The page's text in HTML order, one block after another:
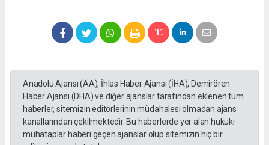
Anadolu Ajansı (AA), İhlas Haber Ajansı (İHA), Demirören
Haber Ajansı (DHA) ve diğer ajanslar tarafından eklenen tüm
haberler, sitemizin editörlerinin müdahalesi olmadan ajans
kanallarından çekilmektedir. Bu haberlerde yer alan hukuki
muhataplar haberi geçen ajanslar olup sitemizin hiç bir